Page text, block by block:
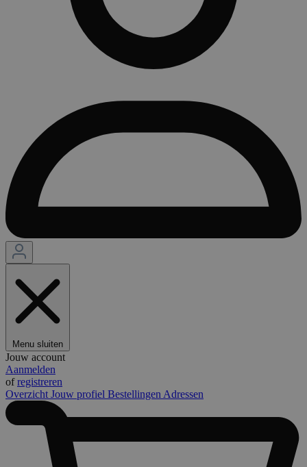
Menu sluiten
Jouw account
Aanmelden
ofregistreren
Overzicht Jouw profiel Bestellingen Adressen